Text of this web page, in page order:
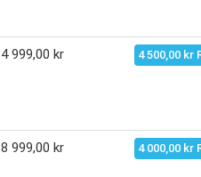
4 999,00 kr 4 500,00 kr
8 999,00 kr 4 000,00 kr